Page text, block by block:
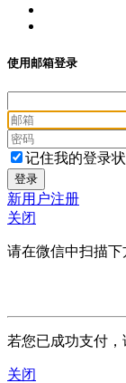
使用邮箱登录
记住我的登录
新用户注册
关闭
请在微信中扫描
若您已成功支付，
关闭